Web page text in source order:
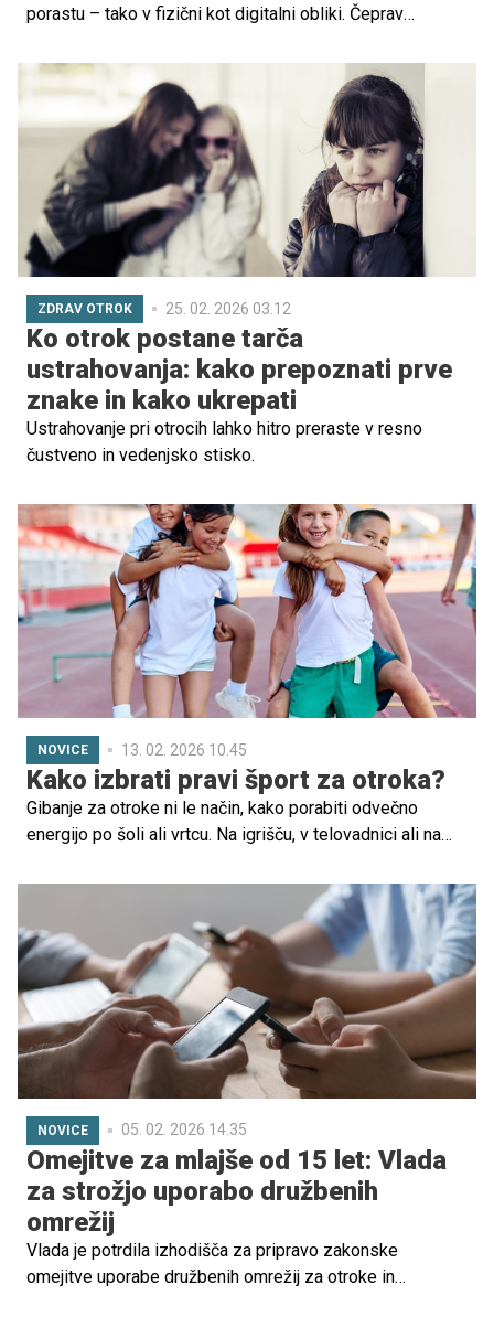
porastu – tako v fizični kot digitalni obliki. Čeprav
otroke pred tovrstnimi izkušnjami, pogosto ostajajo
nemočni, ker znakov ne prepoznajo pravočasno.
Psihologi opozarjajo, da so posledice lahko resne,
dolgotrajne in globoko vplivajo na otrokov psihološki
razvoj.
ZDRAV OTROK 25. 02. 2026 03.12
Ko otrok postane tarča
ustrahovanja: kako prepoznati prve
znake in kako ukrepati
Ustrahovanje pri otrocih lahko hitro preraste v resno
čustveno in vedenjsko stisko.
NOVICE 13. 02. 2026 10.45
Kako izbrati pravi šport za otroka?
Gibanje za otroke ni le način, kako porabiti odvečno
energijo po šoli ali vrtcu. Na igrišču, v telovadnici ali na
izzivi in zaupanja vase. Prav zato se veliko staršev prej
ali slej znajde pred vprašanjem: kateri šport sploh izbrati?
NOVICE 05. 02. 2026 14.35
Omejitve za mlajše od 15 let: Vlada
za strožjo uporabo družbenih
omrežij
Vlada je potrdila izhodišča za pripravo zakonske
omejitve uporabe družbenih omrežij za otroke in